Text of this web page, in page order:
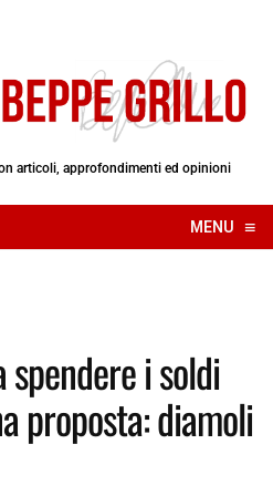
articoli, approfondimenti ed opinioni
MENU ≡
☰
i soldi
proposta: diamoli